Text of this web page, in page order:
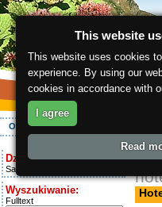
O regionie Aktywnie
Dziś jest:
Saturday 8.08.2026
Wyszukiwanie:
Fulltext
This website
This website uses cookies
experience. By using our
cookies in accordance with
I agree
Read